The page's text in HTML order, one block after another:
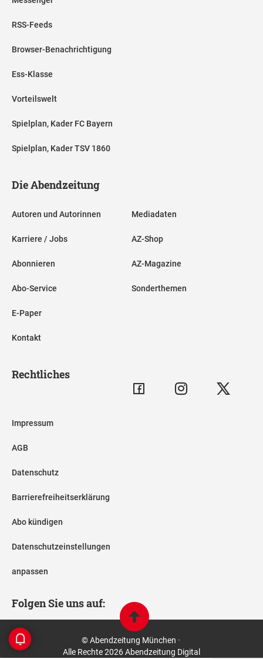
RSS-Feeds
Browser-Benachrichtigung
Ess-Klasse
Vorteilswelt
Spielplan, Kader FC Bayern
Spielplan, Kader TSV 1860
Die Abendzeitung
Autoren und Autorinnen
Karriere / Jobs
Abonnieren
Abo-Service
E-Paper
Kontakt
Mediadaten
AZ-Shop
AZ-Magazine
Sonderthemen
Rechtliches
Impressum
AGB
Datenschutz
Barrierefreiheitserklärung
Abo kündigen
Datenschutzeinstellungen
anpassen
Folgen Sie uns auf:
© Abendzeitung München ·
Alle Rechte 2026 Abendzeitung Digital